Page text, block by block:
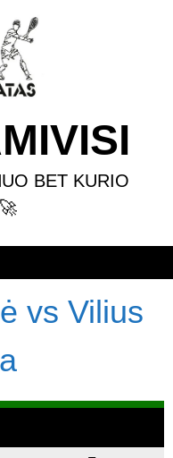
BET KURIO
vs Vilius